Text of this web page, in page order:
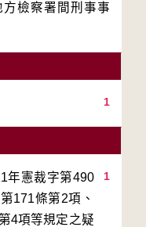
檢察署間刑事事
1
1
年憲裁字第490
171條第2項、
4項等規定之疑